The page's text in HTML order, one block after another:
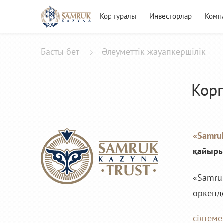
Қор туралы Инвесторлар
Басты бет Әлеуметтік жауапкершілік
сілтеме